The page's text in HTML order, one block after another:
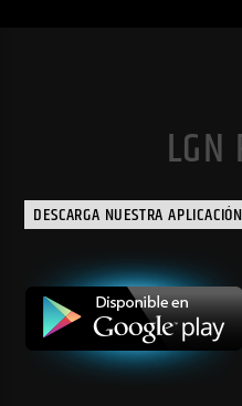
LGN
DESCARGA NUESTRA APLICACIÓN